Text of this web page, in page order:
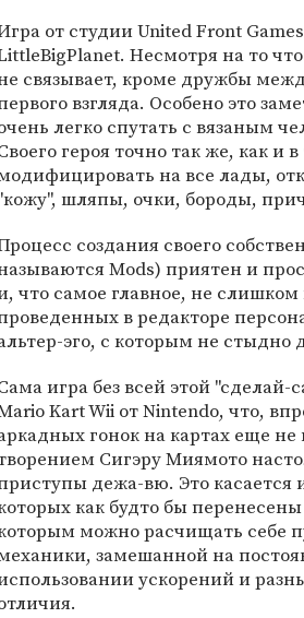
от студии United Front
Несмотря на то
связывает, кроме дружбы
взгляда. Особено это
легко спутать с вязаным
героя точно так же, как
на все лады,
шляпы, очки, бороды,
создания своего
Mods) приятен и
что самое главное, не
в редакторе
эго, с которым не
игра без всей этой
Kart Wii от Nintendo, что,
гонок на картах еще
Сигэру Миямото
дежа-вю. Это
как будто бы
можно расчищать себе
замешанной на
ускорений и